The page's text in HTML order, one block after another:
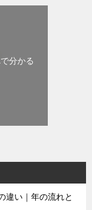
分かる
違い｜年の流れと